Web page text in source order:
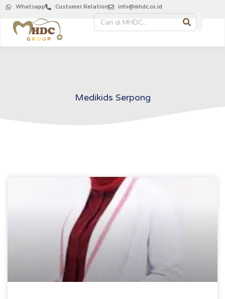
Whatsapp Customer Relation info@mhdc.co.id
Medikids Serpong